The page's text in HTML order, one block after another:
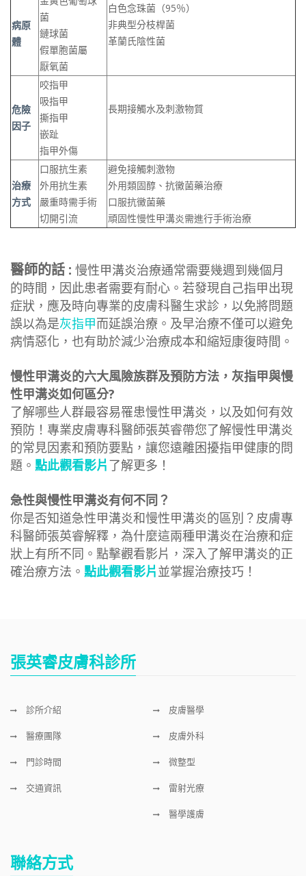
病原
體
菌
鏈球菌
假單胞菌屬
厭氧菌
白色念珠菌（95％）
非典型分枝桿菌
革蘭氏陰性菌
危險
因子
咬指甲
吸指甲
撕指甲
嵌趾
指甲外傷
長期接觸水及刺激物質
治療
方式
口服抗生素
外用抗生素
嚴重時需手術
切開引流
避免接觸刺激物
外用類固醇、抗黴菌藥治療
口服抗黴菌藥
頑固性慢性甲溝炎需進行手術治療
醫師的話 : 慢性甲溝炎治療通常需要幾週到幾個月
的時間，因此患者需要有耐心。若發現自己指甲出現
症狀，應及時向專業的皮膚科醫生求診，以免將問題
誤以為是灰指甲而延誤治療。及早治療不僅可以避免
病情惡化，也有助於減少治療成本和縮短康復時間。
慢性甲溝炎的六大風險族群及預防方法，灰指甲與慢
性甲溝炎如何區分?
了解哪些人群最容易罹患慢性甲溝炎，以及如何有效
預防！專業皮膚專科醫師張英睿帶您了解慢性甲溝炎
的常見因素和預防要點，讓您遠離困擾指甲健康的問
題。 點此觀看影片了解更多！
急性與慢性甲溝炎有何不同？
你是否知道急性甲溝炎和慢性甲溝炎的區別？皮膚專
科醫師張英睿解釋，為什麼這兩種甲溝炎在治療和症
狀上有所不同。點擊觀看影片，深入了解甲溝炎的正
確治療方法。 點此觀看影片並掌握治療技巧！
張英睿皮膚科診所
診所介紹 皮膚醫學
醫療團隊 皮膚外科
門診時間 微整型
交通資訊 雷射光療
醫學護膚
聯絡方式